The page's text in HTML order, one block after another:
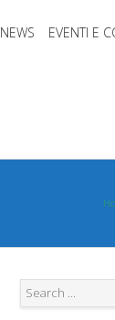
NEWS EVENTI E